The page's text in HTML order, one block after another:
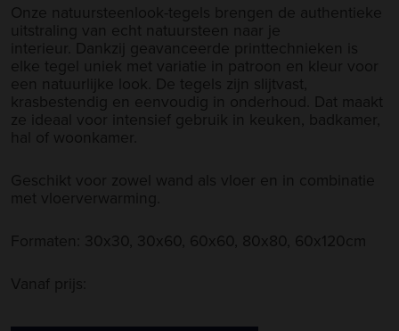
Onze natuursteenlook-tegels brengen de authentieke
uitstraling van echt natuursteen naar je
interieur. Dankzij geavanceerde printtechnieken is
elke tegel uniek met variatie in patroon en kleur voor
een natuurlijke look. De tegels zijn slijtvast,
krasbestendig en eenvoudig in onderhoud. Dat maakt
ze ideaal voor intensief gebruik in keuken, badkamer,
hal of woonkamer.
Geschikt voor zowel wand als vloer en in combinatie
met vloerverwarming.
Formaten: 30x30, 30x60, 60x60, 80x80, 60x120cm
Vanaf prijs: